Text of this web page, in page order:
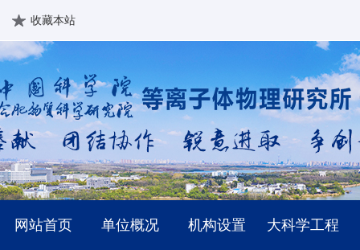
收藏本站
网站首页 单位概况 机构设置 大科学工程